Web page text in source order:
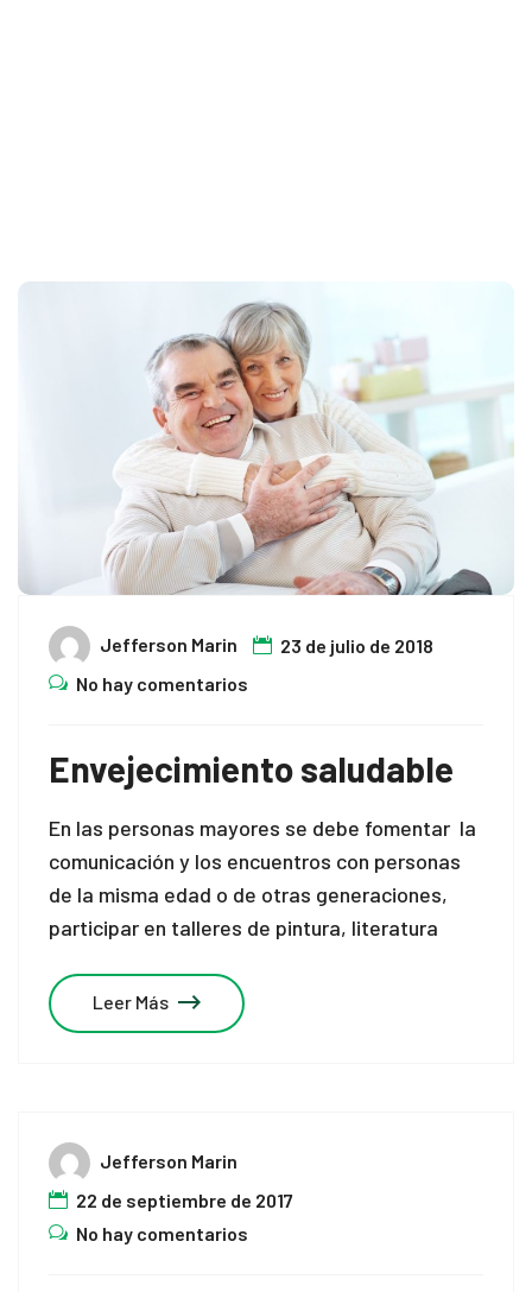
Jefferson Marin
23 de julio de 2018
No hay comentarios
Envejecimiento saludable
En las personas mayores se debe fomentar la
comunicación y los encuentros con personas
de la misma edad o de otras generaciones,
participar en talleres de pintura, literatura
Leer Más
Jefferson Marin
22 de septiembre de 2017
No hay comentarios